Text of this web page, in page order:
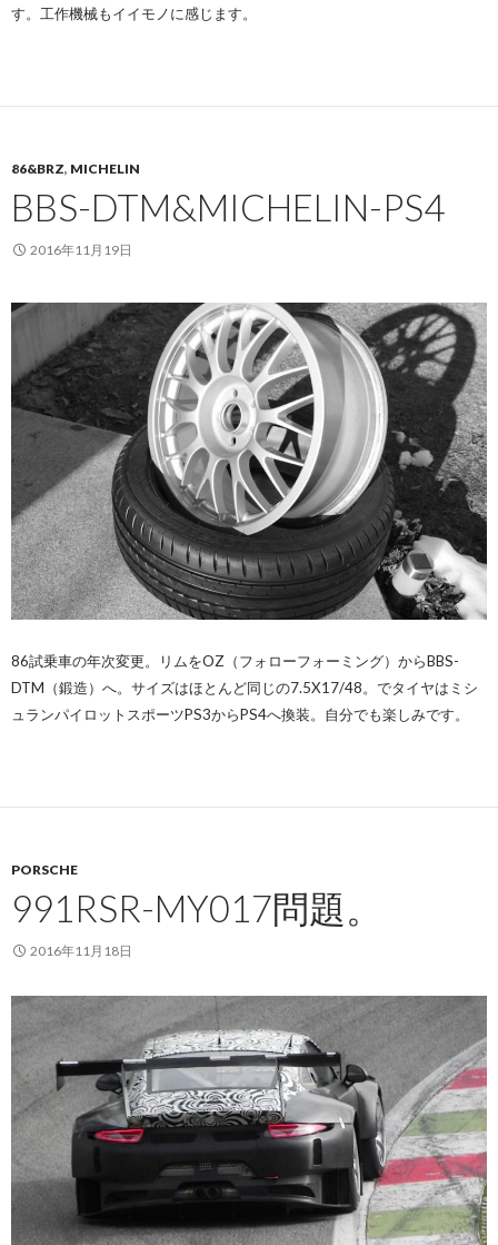
す。工作機械もイイモノに感じます。
86&BRZ, MICHELIN
BBS-DTM&MICHELIN-PS4
2016年11月19日
86試乗車の年次変更。リムをOZ（フォローフォーミング）からBBS-
DTM（鍛造）へ。サイズはほとんど同じの7.5X17/48。でタイヤはミシ
ュランパイロットスポーツPS3からPS4へ換装。自分でも楽しみです。
PORSCHE
991RSR-MY017問題。
2016年11月18日